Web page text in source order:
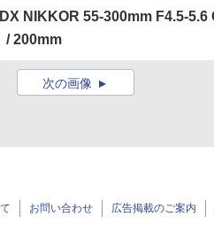
NIKKOR 55-300mm F4.5-
/ 200mm
次の画像
お問い合わせ 広告掲載のご案内